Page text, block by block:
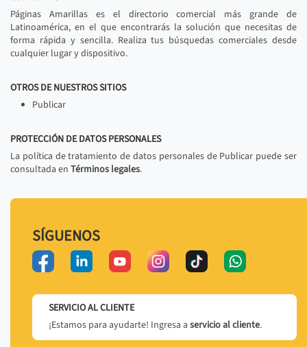
Páginas Amarillas es el directorio comercial más grande de
Latinoamérica, en el que encontrarás la solución que necesitas de
forma rápida y sencilla. Realiza tus búsquedas comerciales desde
cualquier lugar y dispositivo.
OTROS DE NUESTROS SITIOS
Publicar
PROTECCIÓN DE DATOS PERSONALES
La política de tratamiento de datos personales de Publicar puede ser
consultada en Términos legales.
SÍGUENOS
SERVICIO AL CLIENTE
¡Estamos para ayudarte! Ingresa a servicio al cliente.